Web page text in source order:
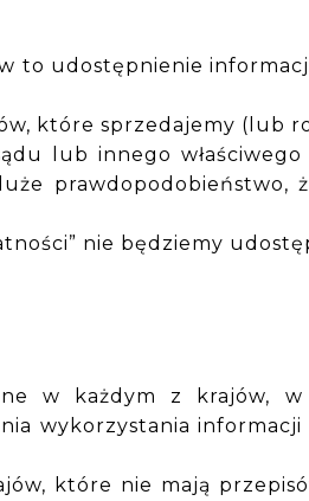
to udostępnienie
które sprzedajemy (lub
lub innego
prawdopodobieństwo,
nie będziemy
w każdym z krajów,
wykorzystania
które nie mają